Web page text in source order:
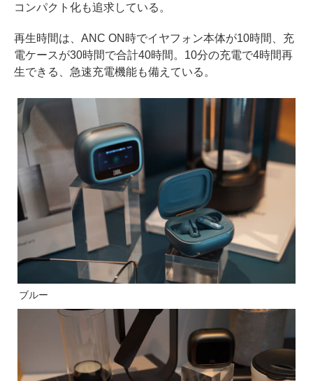
コンパクト化も追求している。
再生時間は、ANC ON時でイヤフォン本体が10時間、充
電ケースが30時間で合計40時間。10分の充電で4時間再
生できる、急速充電機能も備えている。
ブルー